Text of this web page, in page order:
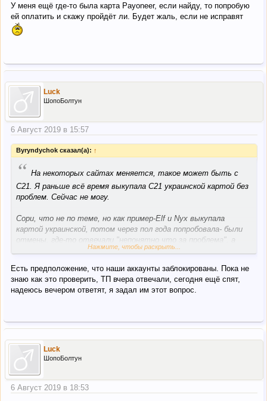
Посмотрим, может после нашего обращения что-то
изменится
У меня ещё где-то была карта Payoneer, если найду, то попробую
ей оплатить и скажу пройдёт ли. Будет жаль, если не исправят
Luck
ШопоБолтун
6 Август 2019 в 15:57
Byryndychok сказал(а): ↑
“ На некоторых сайтах меняется, такое может быть с
С21. Я раньше всё время выкупала С21 украинской картой без
проблем. Сейчас не могу.
Сори, что не по теме, но как пример-Elf и Nyx выкупала
картой украинской, потом через пол года попробовала- были
отмены, где-то отвечали "непонятно что за проблема", а
где-то прямо говорили, что из-за того что карта не США.
Посмотрим, может после нашего обращения что-то
изменится
Нажмите, чтобы раскрыть...
Есть предположение, что наши аккаунты заблокированы. Пока не
знаю как это проверить, ТП вчера отвечали, сегодня ещё спят,
надеюсь вечером ответят, я задал им этот вопрос.
Luck
ШопоБолтун
6 Август 2019 в 18:53